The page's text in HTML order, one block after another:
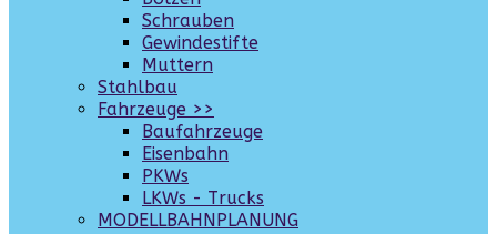
Schrauben
Gewindestifte
Muttern
Stahlbau
Fahrzeuge >>
Baufahrzeuge
Eisenbahn
PKWs
LKWs - Trucks
MODELLBAHNPLANUNG